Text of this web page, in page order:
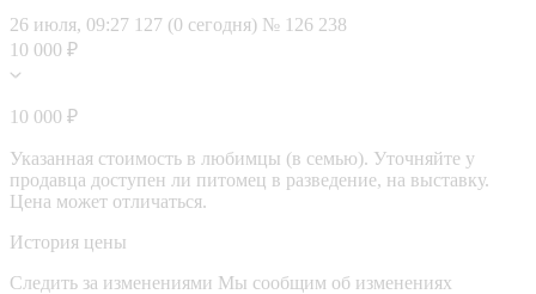
26 июля, 09:27 127 (0 сегодня) № 126 238
10 000 ₽
10 000 ₽
Указанная стоимость в любимцы (в семью). Уточняйте у
продавца доступен ли питомец в разведение, на выставку.
Цена может отличаться.
История цены
Следить за изменениями Мы сообщим об изменениях